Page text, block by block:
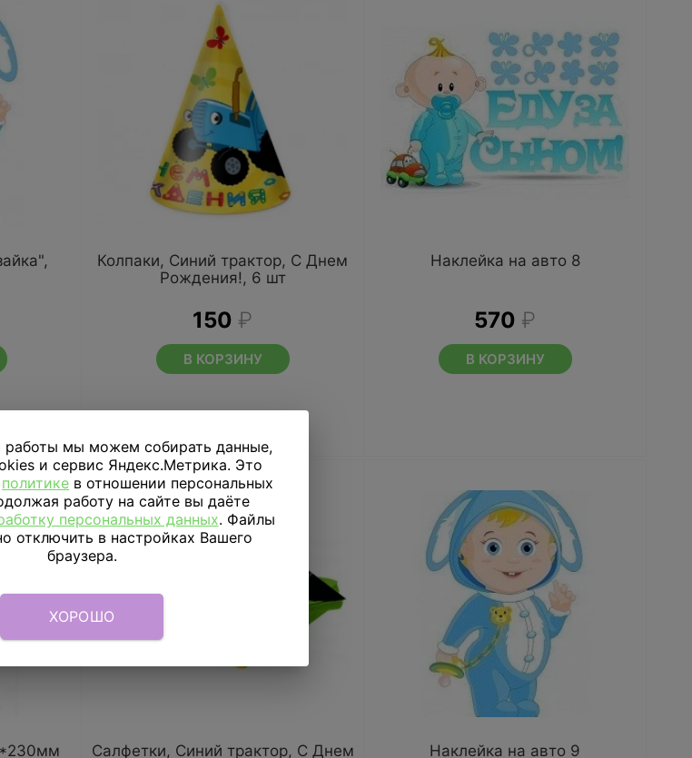
Колпаки, Синий трактор, С Днем
Рождения!, 6 шт
150 ₽
В КОРЗИНУ
Наклейка на авто 8
570 ₽
В КОРЗИНУ
Салфетки, Синий трактор, С Днем
Наклейка на авто 9
работы мы можем собирать данные,
и сервис Яндекс.Метрика. Это
политике в отношении персональных
работу на сайте вы даёте
персональных данных. Файлы
отключить в настройках Вашего
браузера.
ХОРОШО